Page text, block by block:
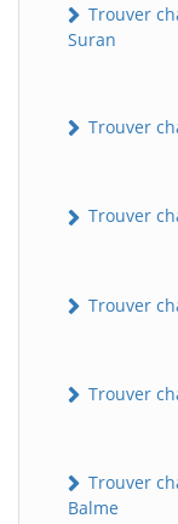
Trouver
Suran
Trouver
Trouver
Trouver
Trouver
Trouver
Balme